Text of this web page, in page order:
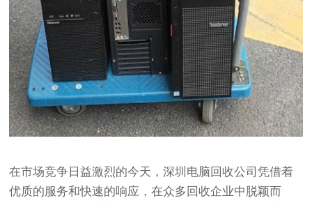
在市场竞争日益激烈的今天，深圳电脑回收公司凭借着
优质的服务和快速的响应，在众多回收企业中脱颖而